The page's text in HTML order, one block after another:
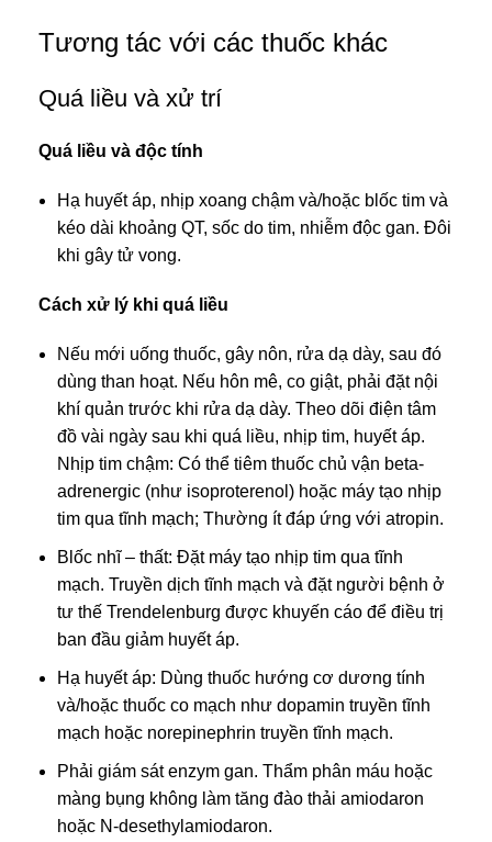
Tương tác với các thuốc khác
Quá liều và xử trí
Quá liều và độc tính
Hạ huyết áp, nhịp xoang chậm và/hoặc blốc tim và
kéo dài khoảng QT, sốc do tim, nhiễm độc gan. Đôi
khi gây tử vong.
Cách xử lý khi quá liều
Nếu mới uống thuốc, gây nôn, rửa dạ dày, sau đó
dùng than hoạt. Nếu hôn mê, co giật, phải đặt nội
khí quản trước khi rửa dạ dày. Theo dõi điện tâm
đồ vài ngày sau khi quá liều, nhịp tim, huyết áp.
Nhịp tim chậm: Có thể tiêm thuốc chủ vận beta-
adrenergic (như isoproterenol) hoặc máy tạo nhịp
tim qua tĩnh mạch; Thường ít đáp ứng với atropin.
Blốc nhĩ – thất: Đặt máy tạo nhịp tim qua tĩnh
mạch. Truyền dịch tĩnh mạch và đặt người bệnh ở
tư thế Trendelenburg được khuyến cáo để điều trị
ban đầu giảm huyết áp.
Hạ huyết áp: Dùng thuốc hướng cơ dương tính
và/hoặc thuốc co mạch như dopamin truyền tĩnh
mạch hoặc norepinephrin truyền tĩnh mạch.
Phải giám sát enzym gan. Thẩm phân máu hoặc
màng bụng không làm tăng đào thải amiodaron
hoặc N-desethylamiodaron.